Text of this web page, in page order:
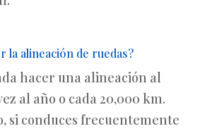
la alineación de ruedas?
hacer una alineación al
al año o cada 20,000 km.
si conduces frecuentemente